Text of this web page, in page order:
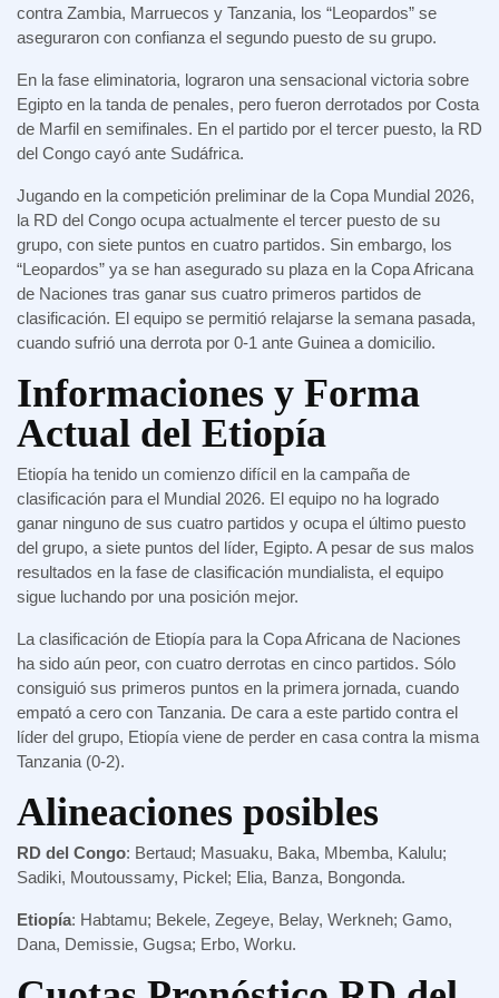
contra Zambia, Marruecos y Tanzania, los “Leopardos” se
aseguraron con confianza el segundo puesto de su grupo.
En la fase eliminatoria, lograron una sensacional victoria sobre
Egipto en la tanda de penales, pero fueron derrotados por Costa
de Marfil en semifinales. En el partido por el tercer puesto, la RD
del Congo cayó ante Sudáfrica.
Jugando en la competición preliminar de la Copa Mundial 2026,
la RD del Congo ocupa actualmente el tercer puesto de su
grupo, con siete puntos en cuatro partidos. Sin embargo, los
“Leopardos” ya se han asegurado su plaza en la Copa Africana
de Naciones tras ganar sus cuatro primeros partidos de
clasificación. El equipo se permitió relajarse la semana pasada,
cuando sufrió una derrota por 0-1 ante Guinea a domicilio.
Informaciones y Forma
Actual del Etiopía
Etiopía ha tenido un comienzo difícil en la campaña de
clasificación para el Mundial 2026. El equipo no ha logrado
ganar ninguno de sus cuatro partidos y ocupa el último puesto
del grupo, a siete puntos del líder, Egipto. A pesar de sus malos
resultados en la fase de clasificación mundialista, el equipo
sigue luchando por una posición mejor.
La clasificación de Etiopía para la Copa Africana de Naciones
ha sido aún peor, con cuatro derrotas en cinco partidos. Sólo
consiguió sus primeros puntos en la primera jornada, cuando
empató a cero con Tanzania. De cara a este partido contra el
líder del grupo, Etiopía viene de perder en casa contra la misma
Tanzania (0-2).
Alineaciones posibles
RD del Congo: Bertaud; Masuaku, Baka, Mbemba, Kalulu;
Sadiki, Moutoussamy, Pickel; Elia, Banza, Bongonda.
Etiopía: Habtamu; Bekele, Zegeye, Belay, Werkneh; Gamo,
Dana, Demissie, Gugsa; Erbo, Worku.